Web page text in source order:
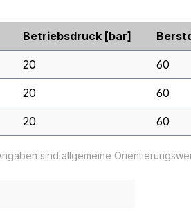
Betriebsdruck [bar]
20 60
20 60
20 60
sind allgemeine